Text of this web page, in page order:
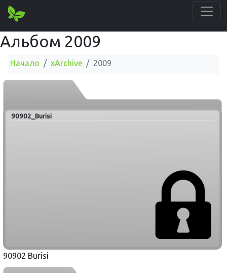
Альбом 2009
Начало xArchive 2009
90902_Burisi
90902 Burisi